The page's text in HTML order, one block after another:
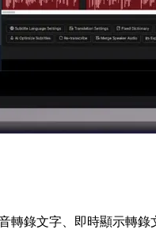
轉錄文字、即時顯示轉錄